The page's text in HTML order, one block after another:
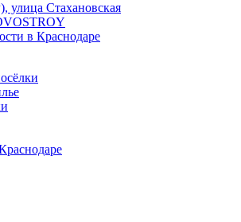
Стахановская
в Краснодаре